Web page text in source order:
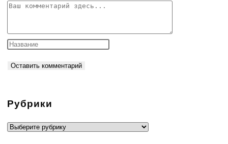
Комментарий
Рубрики
Рубрики